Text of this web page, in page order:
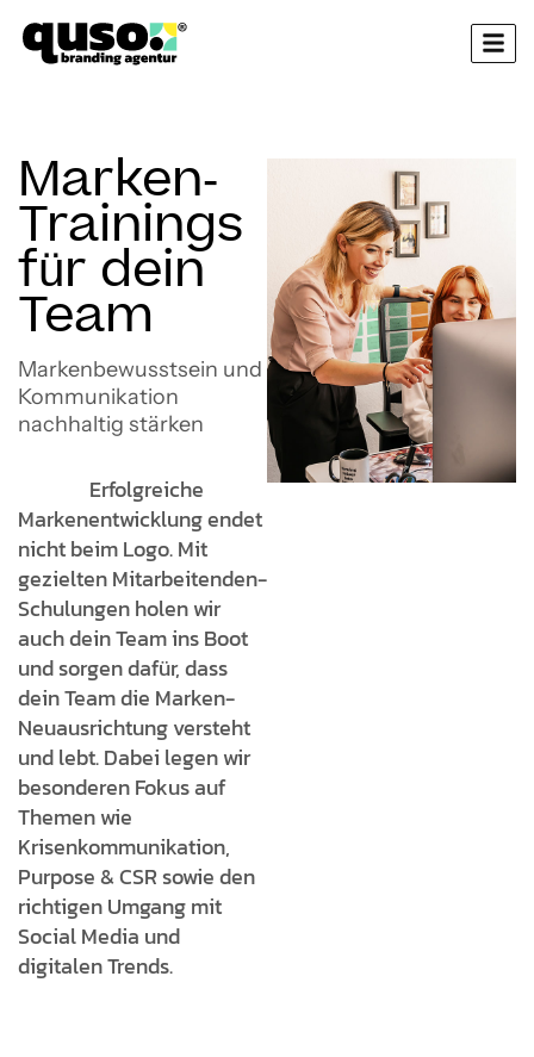
Marken-
Trainings
für dein
Team
Markenbewusstsein und
Kommunikation
nachhaltig stärken
Erfolgreiche
Markenentwicklung endet
nicht beim Logo. Mit
gezielten Mitarbeitenden-
Schulungen holen wir
auch dein Team ins Boot
und sorgen dafür, dass
dein Team die Marken-
Neuausrichtung versteht
und lebt. Dabei legen wir
besonderen Fokus auf
Themen wie
Krisenkommunikation,
Purpose & CSR sowie den
richtigen Umgang mit
Social Media und
digitalen Trends.